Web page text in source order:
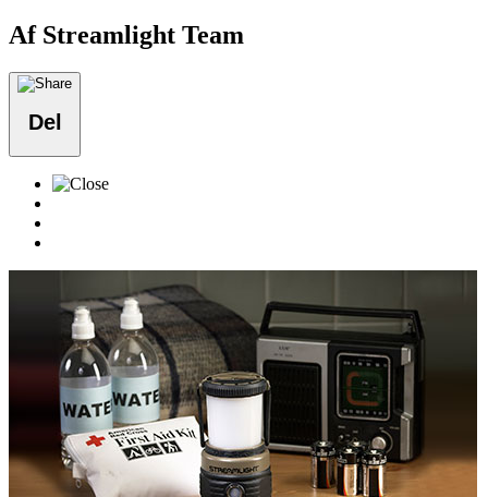
Af Streamlight Team
Del